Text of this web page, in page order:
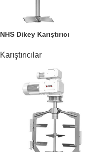
NHS Dikey Karıştırıcı
Karıştırıcılar